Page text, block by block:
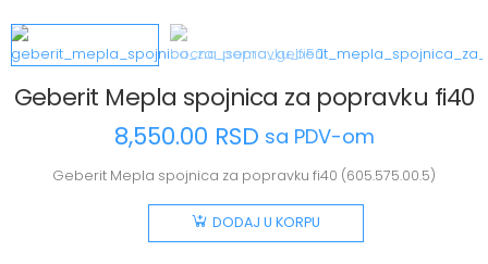
Geberit Mepla spojnica za popravku fi40
8,550.00 RSD sa PDV-om
Geberit Mepla spojnica za popravku fi40 (605.575.00.5)
DODAJ U KORPU